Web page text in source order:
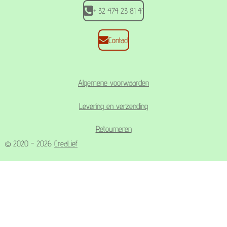
+ 32 474 23 81 41
Contact
Algemene voorwaarden
Levering en verzending
Retourneren
© 2020 - 2026 CreaLief